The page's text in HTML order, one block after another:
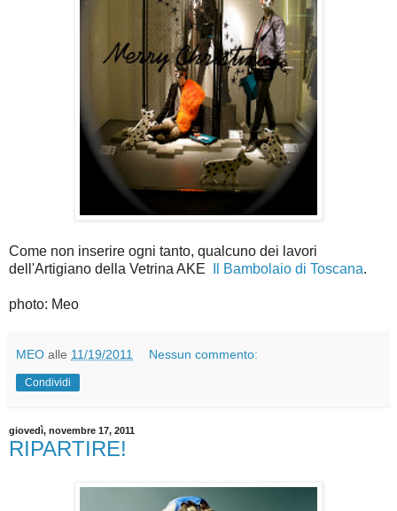
Come non inserire ogni tanto, qualcuno dei lavori
dell'Artigiano della Vetrina AKE
Il Bambolaio di Toscana.
photo: Meo
MEO alle 11/19/2011 Nessun commento:
Condividi
giovedì, novembre 17, 2011
RIPARTIRE!